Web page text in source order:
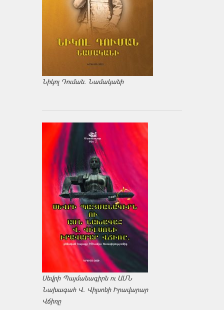
Նիկոլ Դուման. Նամականի
Սեվրի Պայմանագիրն ու ԱՄՆ
Նախագահ Վ. Վիլսոնի Իրավարար
Վճիռը